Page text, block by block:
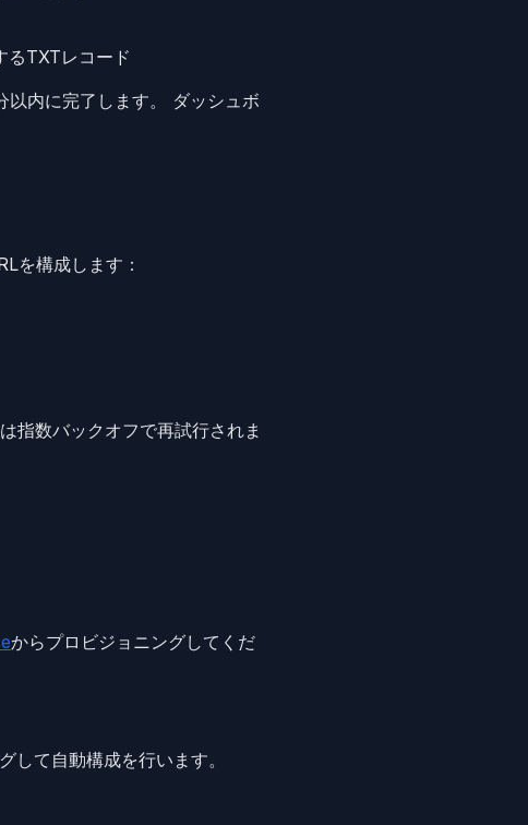
るTXTレコード
内に完了します。 ダッシュボ
を構成します：
指数バックオフで再試行されま
からプロビジョニングしてくだ
て自動構成を行います。